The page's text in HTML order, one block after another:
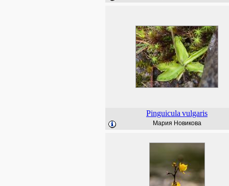
Pinguicula vulgaris
Мария Новикова